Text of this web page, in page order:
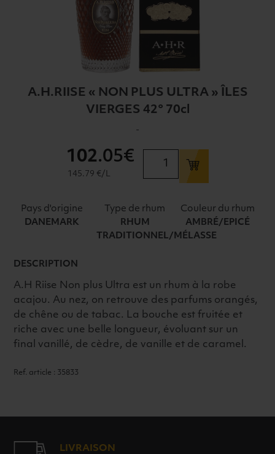
A.H.RIISE « NON PLUS ULTRA » ÎLES
VIERGES 42° 70cl
-
A.H.RIISE
ULTRA"
70cl
102.05€
145.79 €/L
Pays d'origine
DANEMARK
Type de rhum
RHUM
TRADITIONNEL/MÉLASSE
Couleur du rhum
AMBRÉ/EPICÉ
DESCRIPTION
A.H Riise Non plus Ultra est un rhum à la robe
acajou. Au nez, on retrouve des parfums orangés,
de chêne ou de tabac. La bouche est fruitée et
riche avec une belle longueur, évoluant sur un
final vanillé, de cèdre, de vanille et de caramel.
Ref. article : 35833
LIVRAISON